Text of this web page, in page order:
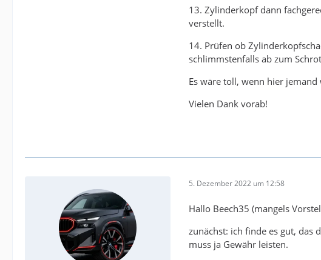
13. Zylinderkopf dann
verstellt.
14. Prüfen ob
schlimmstenfalls ab zum
Es wäre toll, wenn hier
Vielen Dank vorab!
5. Dezember 2022 um 12:58
Hallo Beech35 (mangels
zunächst: ich finde es gut, das
muss ja Gewähr leisten.